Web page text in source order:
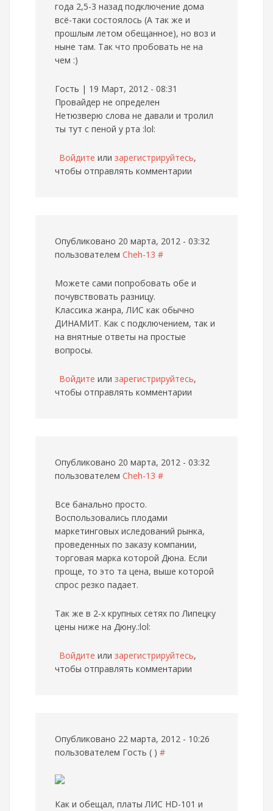
года 2,5-3 назад подключение дома
всё-таки состоялось (А так же и
прошлым летом обещанное), но воз и
ныне там. Так что пробовать не на
чем :)
Гость | 19 Март, 2012 - 08:31
Провайдер не определен
Нетюзверю слова не давали и тролил
ты тут с пеной у рта :lol:
Войдите или зарегистрируйтесь,
чтобы отправлять комментарии
Опубликовано 20 марта, 2012 - 03:32
пользователем Cheh-13 #
Можете сами попробовать обе и
почувствовать разницу.
Классика жанра, ЛИС как обычно
ДИНАМИТ. Как с подключением, так и
на внятные ответы на простые
вопросы.
Войдите или зарегистрируйтесь,
чтобы отправлять комментарии
Опубликовано 20 марта, 2012 - 03:32
пользователем Cheh-13 #
Все банально просто.
Воспользовались плодами
маркетинговых иследований рынка,
проведенных по заказу компании,
торговая марка которой Дюна. Если
проще, то это та цена, выше которой
спрос резко падает.
Так же в 2-х крупных сетях по Липецку
цены ниже на Дюну.:lol:
Войдите или зарегистрируйтесь,
чтобы отправлять комментарии
Опубликовано 22 марта, 2012 - 10:26
пользователем Гость ( ) #
Как и обещал, платы ЛИС HD-101 и